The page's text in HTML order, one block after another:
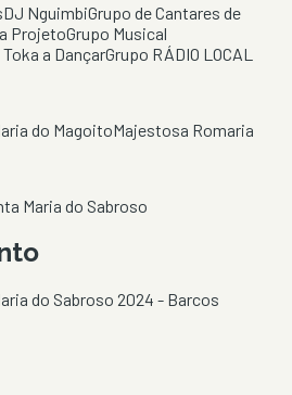
DJ NguimbiGrupo de Cantares de
ProjetoGrupo Musical
a DançarGrupo RÁDIO LOCAL
do MagoitoMajestosa Romaria
Maria do Sabroso
do Sabroso 2024 - Barcos